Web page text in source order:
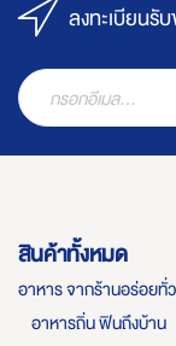
ลงทะเบียนรั
สินค้าทั้งหมด
อาหาร จากร้านอร่อยทั่
อาหารถิ่น ฟินถึงบ้าน